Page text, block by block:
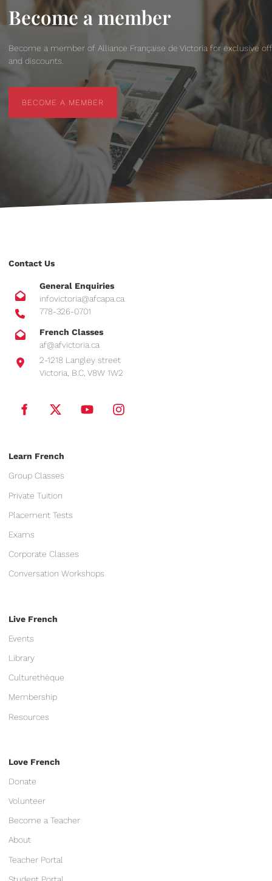
Become a member
Become a member of Alliance Française de Victoria for exclusive
and discounts.
BECOME A MEMBER
Contact Us
General Enquiries
infovictoria@afcapa.ca
778-326-0701
French Classes
af@afvictoria.ca
2-1218 Langley street
Victoria, B.C, V8W 1W2
Learn French
Group Classes
Private Tuition
Placement Tests
Exams
Corporate Classes
Conversation Workshops
Live French
Events
Library
Culturethèque
Membership
Resources
Love French
Donate
Volunteer
Become a Teacher
About
Teacher Portal